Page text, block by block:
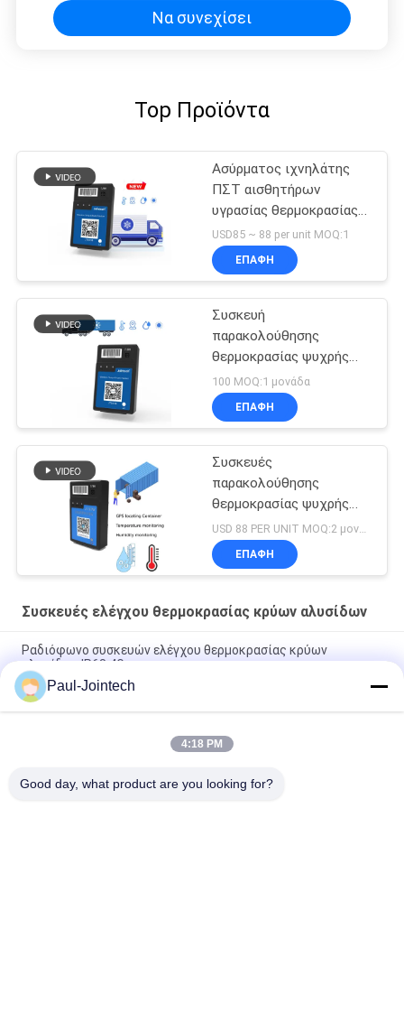
Να συνεχίσει
Top Προϊόντα
Ασύρματος ιχνηλάτης
ΠΣΤ αισθητήρων
υγρασίας θερμοκρασίας
φορτίου κρύων
αλυσίδων Jointech 4G
USD85 ~ 88 per unit MOQ:1
ΕΠΑΦΉ
Συσκευή
παρακολούθησης
θερμοκρασίας ψυχρής
αλυσίδας GPS
100 MOQ:1 μονάδα
ΕΠΑΦΉ
Συσκευές
παρακολούθησης
θερμοκρασίας ψυχρής
αλυσίδας Reefer
ΕΠΑΦΉ
Συσκευές ελέγχου θερμοκρασίας κρύων αλυσίδων
Ραδιόφωνο συσκευών ελέγχου θερμοκρασίας κρύων
αλυσίδων IP68 4G
Ηλεκτρονική Bluetooth πιστοποίηση CE κλειδαριών
ιχνηλατών ΠΣΤ κλοπής ανθεκτική
Στεγανή κλειδαριά ΠΣΤ κρύων αλυσίδων, όργανο ελέγχου
Paul-Jointech
4:18 PM
Good day, what product are you looking for?